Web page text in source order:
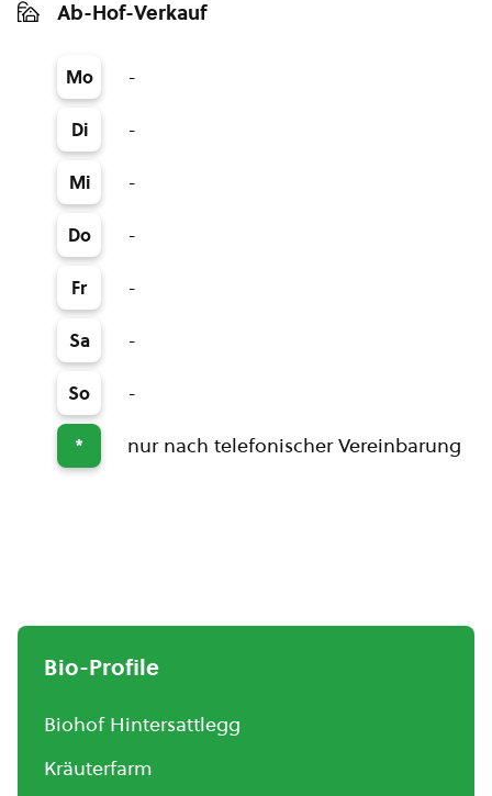
Ab-Hof-Verkauf
Mo -
Di -
Mi -
Do -
Fr -
Sa -
So -
* nur nach telefonischer Vereinbarung
Bio-Profile
Biohof Hintersattlegg
Kräuterfarm